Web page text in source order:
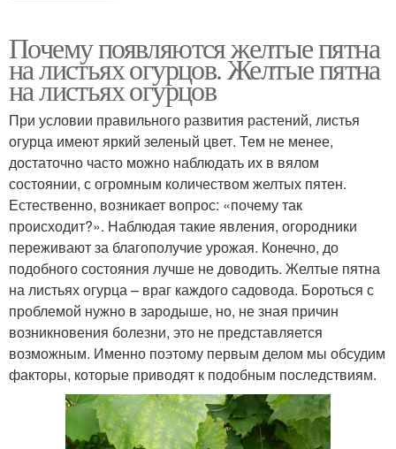
Почему появляются желтые пятна
на листьях огурцов. Желтые пятна
на листьях огурцов
При условии правильного развития растений, листья
огурца имеют яркий зеленый цвет. Тем не менее,
достаточно часто можно наблюдать их в вялом
состоянии, с огромным количеством желтых пятен.
Естественно, возникает вопрос: «почему так
происходит?». Наблюдая такие явления, огородники
переживают за благополучие урожая. Конечно, до
подобного состояния лучше не доводить. Желтые пятна
на листьях огурца – враг каждого садовода. Бороться с
проблемой нужно в зародыше, но, не зная причин
возникновения болезни, это не представляется
возможным. Именно поэтому первым делом мы обсудим
факторы, которые приводят к подобным последствиям.